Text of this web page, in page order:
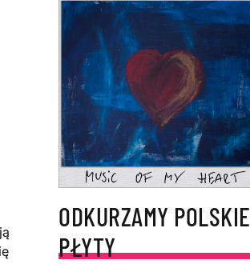
ODKURZAMY POLSKIE
PŁYTY